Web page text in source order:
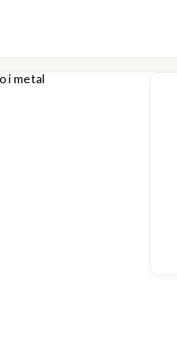
i metal